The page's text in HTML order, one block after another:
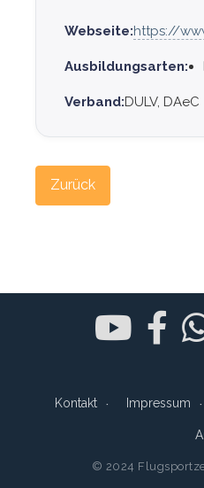
Webseite:https://
Ausbildungsarten:
Verband:DULV, DAeC
Zurück
Kontakt Impressum
© 2024